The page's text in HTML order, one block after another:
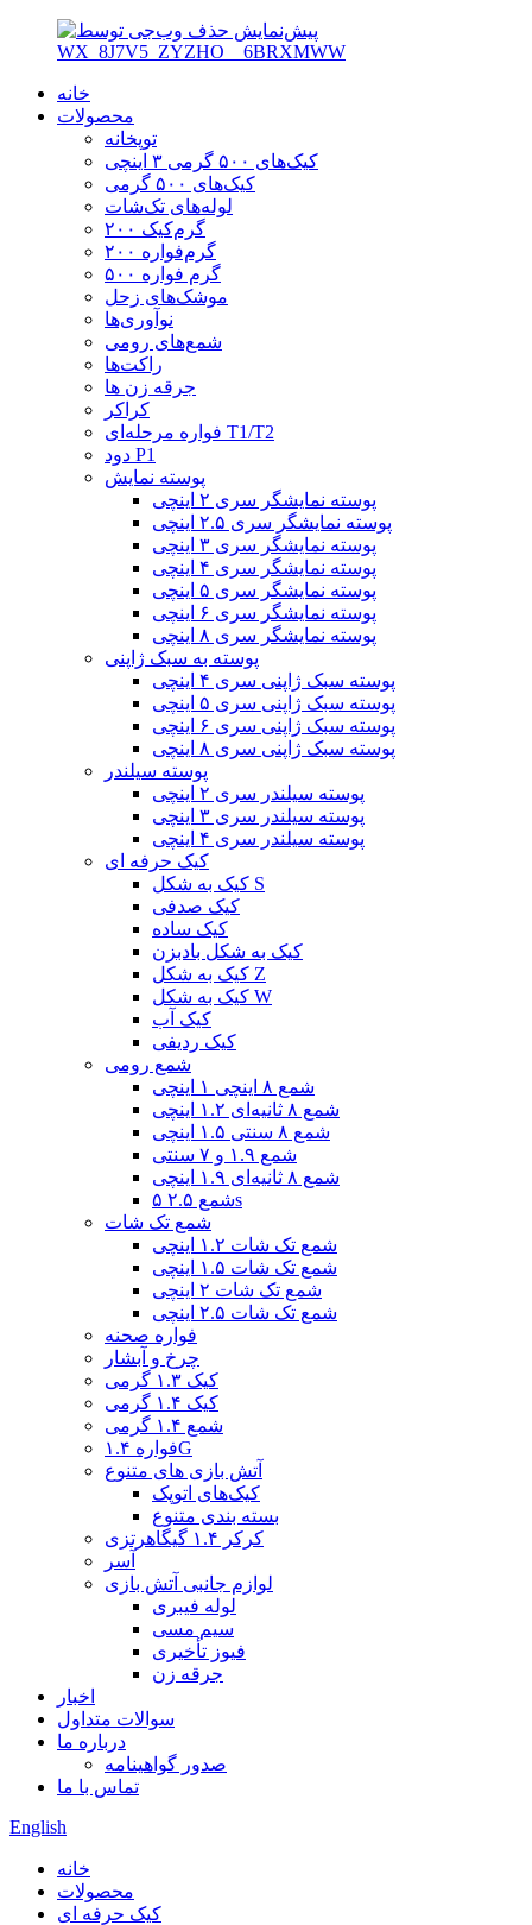
خانه
محصولات
توپخانه
کیک‌های ۵۰۰ گرمی ۳ اینچی
کیک‌های ۵۰۰ گرمی
لوله‌های تک‌شات
۲۰۰ گرم‌کیک
۲۰۰ گرم‌فواره
۵۰۰ گرم فواره
موشک‌های زحل
نوآوری‌ها
شمع‌های رومی
راکت‌ها
جرقه زن ها
کراکر
فواره مرحله‌ای T1/T2
دود P1
پوسته نمایش
پوسته نمایشگر سری ۲ اینچی
پوسته نمایشگر سری ۲.۵ اینچی
پوسته نمایشگر سری ۳ اینچی
پوسته نمایشگر سری ۴ اینچی
پوسته نمایشگر سری ۵ اینچی
پوسته نمایشگر سری ۶ اینچی
پوسته نمایشگر سری ۸ اینچی
پوسته به سبک ژاپنی
پوسته سبک ژاپنی سری ۴ اینچی
پوسته سبک ژاپنی سری ۵ اینچی
پوسته سبک ژاپنی سری ۶ اینچی
پوسته سبک ژاپنی سری ۸ اینچی
پوسته سیلندر
پوسته سیلندر سری ۲ اینچی
پوسته سیلندر سری ۳ اینچی
پوسته سیلندر سری ۴ اینچی
کیک حرفه ای
کیک به شکل S
کیک صدفی
کیک ساده
کیک به شکل بادبزن
کیک به شکل Z
کیک به شکل W
کیک آب
کیک ردیفی
شمع رومی
شمع ۸ اینچی ۱ اینچی
شمع ۸ ثانیه‌ای ۱.۲ اینچی
شمع ۸ سنتی ۱.۵ اینچی
شمع ۱.۹ و ۷ سنتی
شمع ۸ ثانیه‌ای ۱.۹ اینچی
شمع ۲.۵ ۵s
شمع تک شات
شمع تک شات ۱.۲ اینچی
شمع تک شات ۱.۵ اینچی
شمع تک شات ۲ اینچی
شمع تک شات ۲.۵ اینچی
فواره صحنه
چرخ و آبشار
کیک ۱.۳ گرمی
کیک ۱.۴ گرمی
شمع ۱.۴ گرمی
فواره ۱.۴G
آتش بازی های متنوع
کیک‌های اتوپک
بسته بندی متنوع
کرکر ۱.۴ گیگاهرتزی
آسر
لوازم جانبی آتش بازی
لوله فیبری
سیم مسی
فیوز تأخیری
جرقه زن
اخبار
سوالات متداول
درباره ما
صدور گواهینامه
تماس با ما
English
خانه
محصولات
کیک حرفه ای